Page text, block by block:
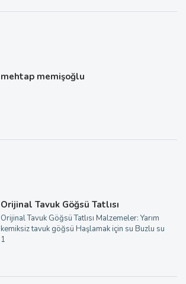
mehtap memişoğlu
Orijinal Tavuk Göğsü Tatlısı
Orijinal Tavuk Göğsü Tatlısı Malzemeler: Yarım
kemiksiz tavuk göğsü Haşlamak için su Buzlu su
1